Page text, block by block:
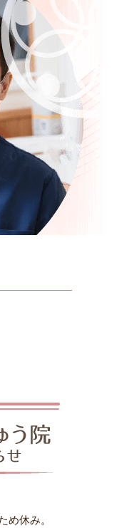
休み。